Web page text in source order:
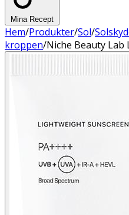
Mina Recept
Hem/Produkter/Sol/
kroppen/Niche Beauty Lab